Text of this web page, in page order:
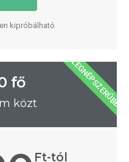
kipróbálható
fő
közt
Ft-tól
LEGNÉPSZERŰBB